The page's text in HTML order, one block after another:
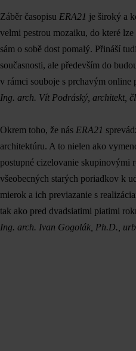
Záběr časopisu ERA21 je široký a
velmi pestrou mozaiku, do které
sám o sobě dost pomalý. Přináší
současnosti, ale především do
v rámci souboje s prchavým online
Ing. arch. Vít Podráský, architekt,
Okrem toho, že nás ERA21
architektúru. A to nielen ako
postupné cizelovanie skupinovými
všeobecných starých poriadkov k
mierok a ich previazanie s
tak ako pred dvadsiatimi piatimi
Ing. arch. Ivan Gogolák, Ph.D.,